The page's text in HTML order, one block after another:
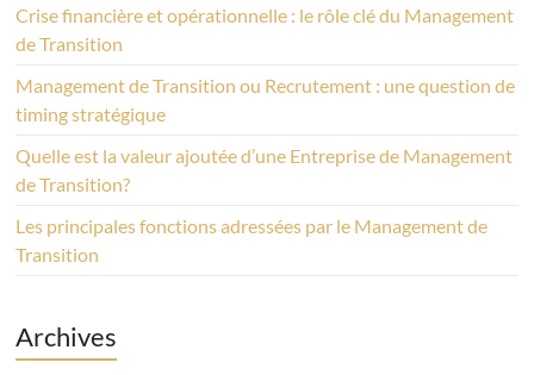
Crise financière et opérationnelle : le rôle clé du Management
de Transition
Management de Transition ou Recrutement : une question de
timing stratégique
Quelle est la valeur ajoutée d’une Entreprise de Management
de Transition?
Les principales fonctions adressées par le Management de
Transition
Archives